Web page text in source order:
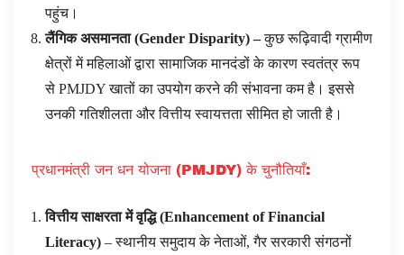
पहुंच।
लैंगिक असमानता(Gender Disparity)–कुछ रूढ़िवादी ग्रामीण
क्षेत्रों में महिलाओं द्वारा सामाजिक मानदंडों के कारण स्वतंत्र रूप
से PMJDY खातों का उपयोग करने की संभावना कम है। इससे
उनकी गतिशीलता और वित्तीय स्वायत्तता सीमित हो जाती है।
प्रधानमंत्री जन धन योजना (PMJDY) के चुनौतियाँ:
वित्तीय साक्षरता में वृद्धि(Enhancement of Financial
Literacy) – स्थानीय समुदाय के नेताओं, गैर सरकारी संगठनों